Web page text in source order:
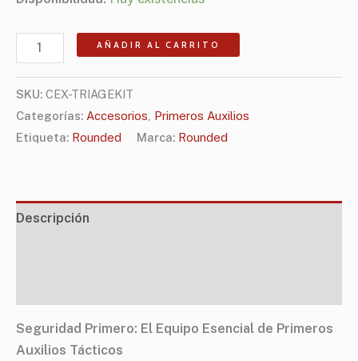
AÑADIR AL CARRITO
SKU: CEX-TRIAGEKIT
Categorías: Accesorios, Primeros Auxilios
Etiqueta: Rounded Marca: Rounded
Descripción
Seguridad Primero: El Equipo Esencial de Primeros
Auxilios Tácticos